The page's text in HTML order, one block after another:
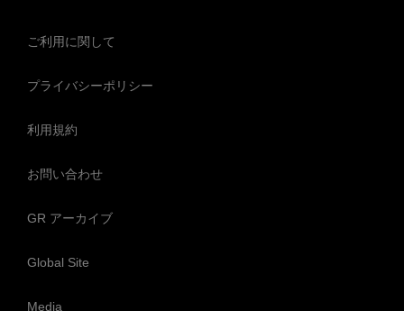
ご利用に関して
プライバシーポリシー
利用規約
お問い合わせ
GR アーカイブ
Global Site
Media